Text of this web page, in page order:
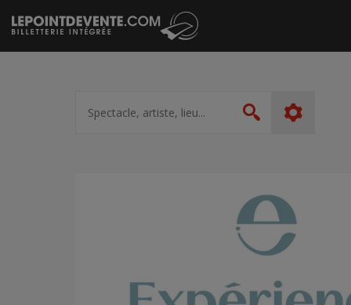
Passer
au
contenu
artiste,
lieu...
Rechercher